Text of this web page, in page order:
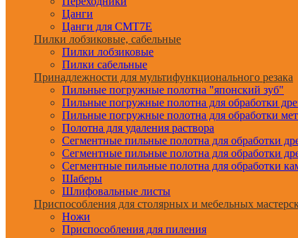
Цанги
Цанги для CMT7E
Пилки лобзиковые, сабельные
Пилки лобзиковые
Пилки сабельные
Принадлежности для мультифункционального резака
Пильные погружные полотна "японский зуб"
Пильные погружные полотна для обработки
Пильные погружные полотна для обработки
Полотна для удаления раствора
Сегментные пильные полотна для обработки
Сегментные пильные полотна для обработки
Сегментные пильные полотна для обработки
Шаберы
Шлифовальные листы
Приспособления для столярных и мебельных
Ножи
Приспособления для пиления